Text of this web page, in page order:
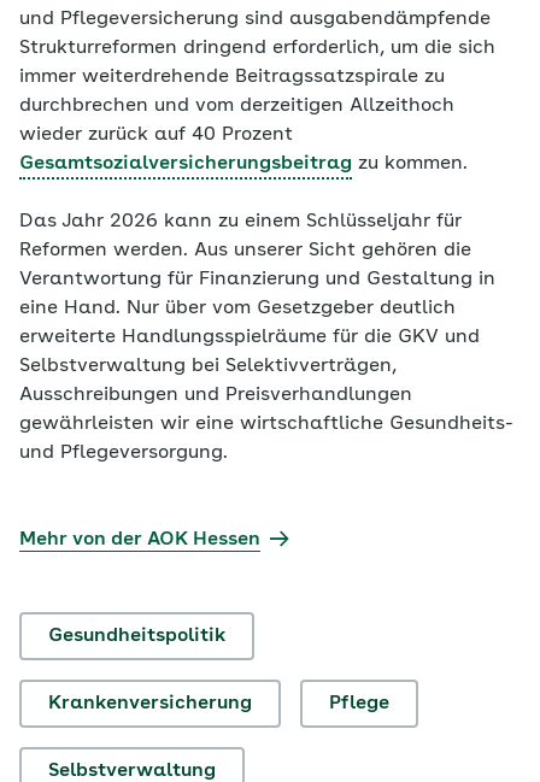
und Pflegeversicherung sind ausgabendämpfende
Strukturreformen dringend erforderlich, um die sich
immer weiterdrehende Beitragssatzspirale zu
durchbrechen und vom derzeitigen Allzeithoch
wieder zurück auf 40 Prozent
Gesamtsozialversicherungsbeitrag zu kommen.
Das Jahr 2026 kann zu einem Schlüsseljahr für
Reformen werden. Aus unserer Sicht gehören die
Verantwortung für Finanzierung und Gestaltung in
eine Hand. Nur über vom Gesetzgeber deutlich
erweiterte Handlungsspielräume für die GKV und
Selbstverwaltung bei Selektivverträgen,
Ausschreibungen und Preisverhandlungen
gewährleisten wir eine wirtschaftliche Gesundheits-
und Pflegeversorgung.
Mehr von der AOK Hessen
Gesundheitspolitik
Krankenversicherung Pflege
Selbstverwaltung